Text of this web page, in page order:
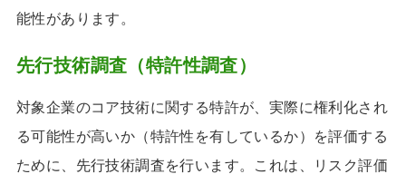
能性があります。
先行技術調査（特許性調査）
対象企業のコア技術に関する特許が、実際に権利化され
る可能性が高いか（特許性を有しているか）を評価する
ために、先行技術調査を行います。これは、リスク評価